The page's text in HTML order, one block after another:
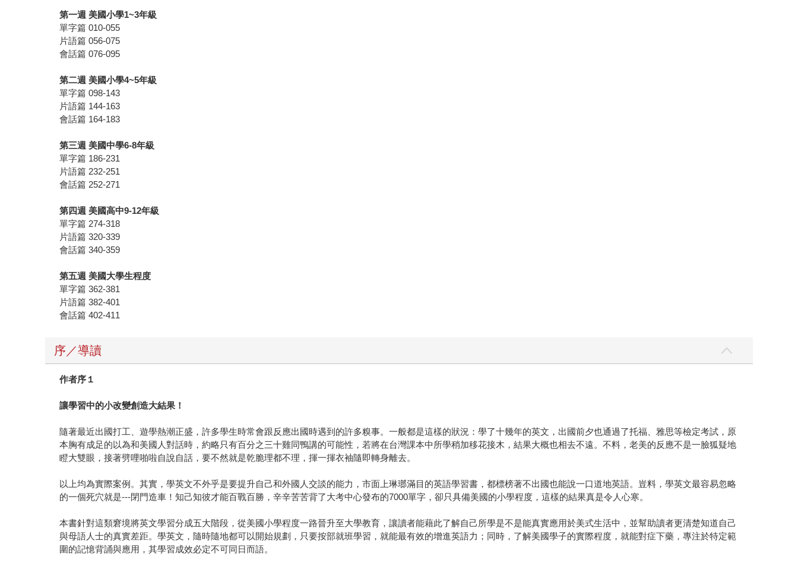
第一週 美國小學1~3年級
單字篇 010-055
片語篇 056-075
會話篇 076-095
第二週 美國小學4~5年級
單字篇 098-143
片語篇 144-163
會話篇 164-183
第三週 美國中學6-8年級
單字篇 186-231
片語篇 232-251
會話篇 252-271
第四週 美國高中9-12年級
單字篇 274-318
片語篇 320-339
會話篇 340-359
第五週 美國大學生程度
單字篇 362-381
片語篇 382-401
會話篇 402-411
序／導讀
作者序１
讓學習中的小改變創造大結果！
隨著最近出國打工、遊學熱潮正盛，許多學生時常會跟反應出國時遇到的許多糗事。一般都是這樣的狀況：學了十幾年的英文，出國前夕也通過了托福、雅思等檢定考試，原
本胸有成足的以為和美國人對話時，約略只有百分之三十雞同鴨講的可能性，若將在台灣課本中所學稍加移花接木，結果大概也相去不遠。不料，老美的反應不是一臉狐疑地
瞪大雙眼，接著劈哩啪啦自說自話，要不然就是乾脆理都不理，揮一揮衣袖隨即轉身離去。
以上均為實際案例。其實，學英文不外乎是要提升自己和外國人交談的能力，市面上琳瑯滿目的英語學習書，都標榜著不出國也能說一口道地英語。豈料，學英文最容易忽略
的一個死穴就是---閉門造車！知己知彼才能百戰百勝，辛辛苦苦背了大考中心發布的7000單字，卻只具備美國的小學程度，這樣的結果真是令人心寒。
本書針對這類窘境將英文學習分成五大階段，從美國小學程度一路晉升至大學教育，讓讀者能藉此了解自己所學是不是能真實應用於美式生活中，並幫助讀者更清楚知道自己
與母語人士的真實差距。學英文，隨時隨地都可以開始規劃，只要按部就班學習，就能最有效的增進英語力；同時，了解美國學子的實際程度，就能對症下藥，專注於特定範
圍的記憶背誦與應用，其學習成效必定不可同日而語。